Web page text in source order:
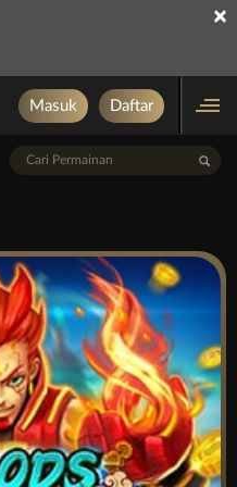
×
Masuk Daftar